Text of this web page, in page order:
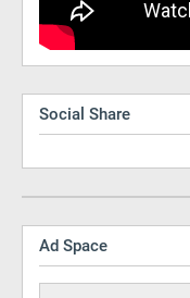
Social Share
Ad Space